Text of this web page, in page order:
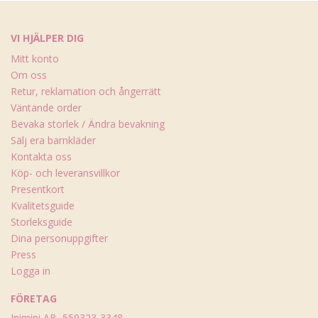
VI HJÄLPER DIG
Mitt konto
Om oss
Retur, reklamation och ångerrätt
Väntande order
Bevaka storlek / Ändra bevakning
Sälj era barnkläder
Kontakta oss
Köp- och leveransvillkor
Presentkort
Kvalitetsguide
Storleksguide
Dina personuppgifter
Press
Logga in
FÖRETAG